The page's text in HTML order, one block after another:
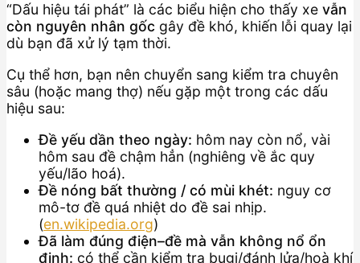
“Dấu hiệu tái phát” là các biểu hiện cho thấy xe vẫn
còn nguyên nhân gốc gây đề khó, khiến lỗi quay lại
dù bạn đã xử lý tạm thời.
Cụ thể hơn, bạn nên chuyển sang kiểm tra chuyên
sâu (hoặc mang thợ) nếu gặp một trong các dấu
hiệu sau:
Đề yếu dần theo ngày: hôm nay còn nổ, vài
hôm sau đề chậm hẳn (nghiêng về ắc quy
yếu/lão hoá).
Đề nóng bất thường / có mùi khét: nguy cơ
mô-tơ đề quá nhiệt do đề sai nhịp.
(en.wikipedia.org)
Đã làm đúng điện–đề mà vẫn không nổ ổn
định: có thể cần kiểm tra bugi/đánh lửa/hoà khí